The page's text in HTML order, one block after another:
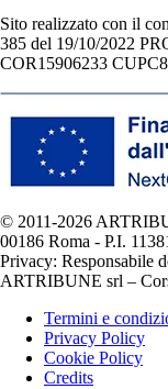
Sito realizzato con il
385 del 19/10/2022
COR15906233
© 2011-2026
00186 Roma - P.I.
Privacy: Responsabile
ARTRIBUNE srl –
Termini e
Privacy Policy
Cookie Policy
Credits